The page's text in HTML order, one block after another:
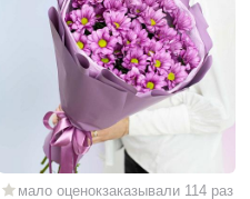
мало оценокзаказывали 114 раз